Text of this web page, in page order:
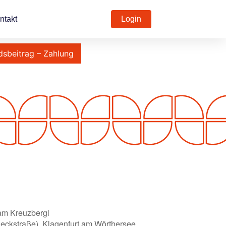
Login
– Zahlung
Kreuzbergl